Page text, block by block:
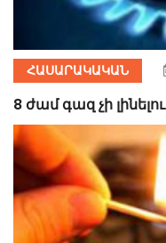
ՀԱՍԱՐԱԿԱԿԱՆ
8 ժամ գազ չի լինելու